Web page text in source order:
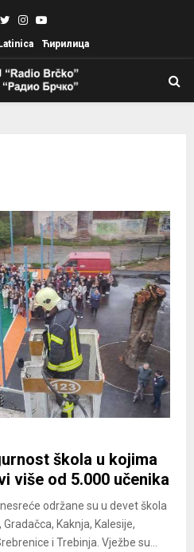
TwitterInstagram
Youtube
Latinica Ћирилица
škola u kojima
više od 5.000 učenika
održane su u devet škola
Kaknja, Kalesije,
i Trebinja. Vježbe su...